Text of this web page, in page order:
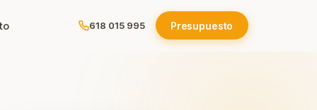
618 015 995 Presupuesto